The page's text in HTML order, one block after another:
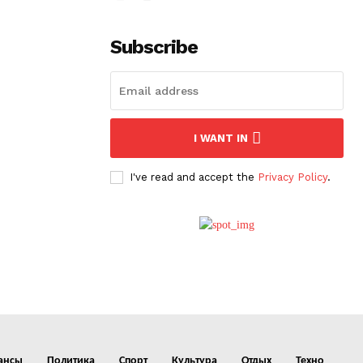
Subscribe
I WANT IN
I've read and accept the Privacy Policy.